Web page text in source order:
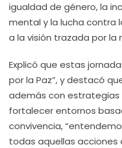
igualdad de género, la
mental y la lucha contra
a la visión trazada por la
Explicó que estas
por la Paz”, y destacó
además con
fortalecer entornos
convivencia,
todas aquellas acciones